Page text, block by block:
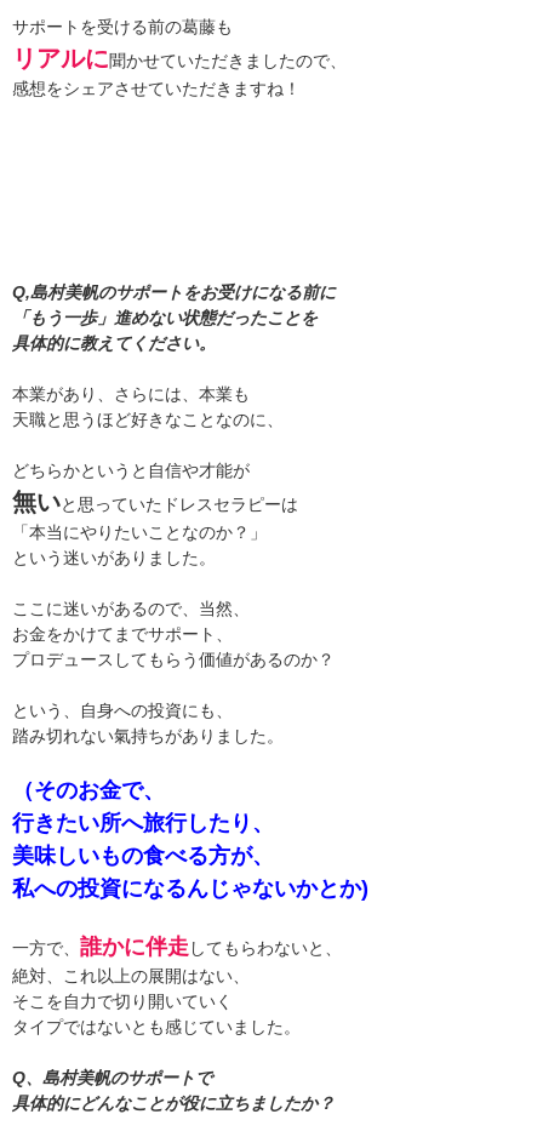
サポートを受ける前の葛藤も
リアルに聞かせていただきましたので、
感想をシェアさせていただきますね！
Q,島村美帆のサポートをお受けになる前に
「もう一歩」進めない状態だったことを
具体的に教えてください。
本業があり、さらには、本業も
天職と思うほど好きなことなのに、
どちらかというと自信や才能が
無いと思っていたドレスセラピーは
「本当にやりたいことなのか？」
という迷いがありました。
ここに迷いがあるので、当然、
お金をかけてまでサポート、
プロデュースしてもらう価値があるのか？
という、自身への投資にも、
踏み切れない氣持ちがありました。
（そのお金で、
行きたい所へ旅行したり、
美味しいもの食べる方が、
私への投資になるんじゃないかとか)
一方で、 誰かに伴走 してもらわないと、
絶対、これ以上の展開はない、
そこを自力で切り開いていく
タイプではないとも感じていました。
Q、島村美帆のサポートで
具体的にどんなことが役に立ちましたか？